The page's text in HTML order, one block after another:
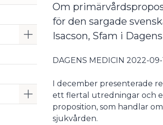
Visa/Göm undermeny
Visa/Göm undermeny
Om
för den sargade
Isacson, Sfam i
DAGENS MEDICIN 2022-09-
I december presenterade
ett flertal utredningar och
proposition, som handlar
sjukvården.